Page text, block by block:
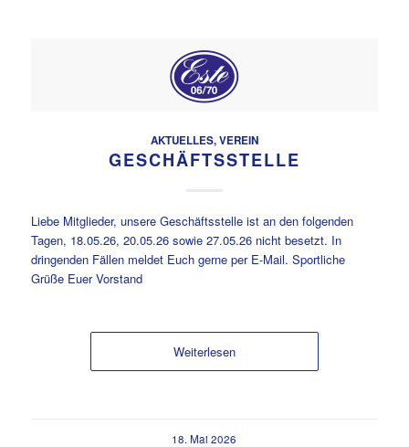
AKTUELLES,VEREIN
GESCHÄFTSSTELLE
Liebe Mitglieder, unsere Geschäftsstelle ist an den folgenden
Tagen, 18.05.26, 20.05.26 sowie 27.05.26 nicht besetzt. In
dringenden Fällen meldet Euch gerne per E-Mail. Sportliche
Grüße Euer Vorstand
Weiterlesen
18. Mai 2026